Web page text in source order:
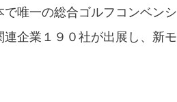
唯一の総合ゴルフコンベンシ
企業１９０社が出展し、新モ